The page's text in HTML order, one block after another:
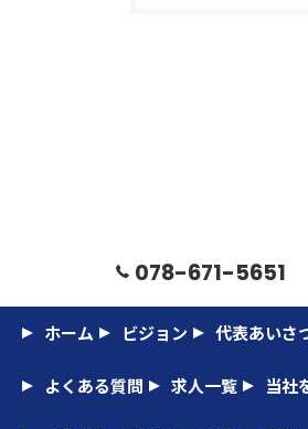
078-671-5651
ホーム ビジョン 代表あいさ
よくある質問 求人一覧 当社